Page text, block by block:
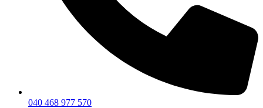
040 468 977 570